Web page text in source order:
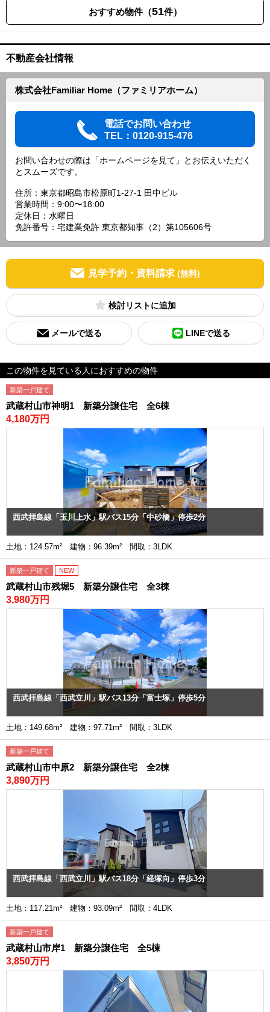
おすすめ物件（51件）
不動産会社情報
株式会社Familiar Home（ファミリアホーム）
電話でお問い合わせ
TEL：0120-915-476
お問い合わせの際は「ホームページを見て」とお伝えいただく
とスムーズです。
住所：東京都昭島市松原町1-27-1 田中ビル
営業時間：9:00〜18:00
定休日：水曜日
免許番号：宅建業免許 東京都知事（2）第105606号
見学予約・資料請求 (無料)
検討リスト
メールで送る LINEで送る
この物件を見ている人におすすめの物件
新築一戸建て
武蔵村山市神明1 新築分譲住宅 全6棟
4,180万円
西武拝島線「玉川上水」駅バス15分「中砂橋」停歩2分
土地：124.57m² 建物：96.39m² 間取：3LDK
新築一戸建て NEW
武蔵村山市残堀5 新築分譲住宅 全3棟
3,980万円
西武拝島線「西武立川」駅バス13分「富士塚」停歩5分
土地：149.68m² 建物：97.71m² 間取：3LDK
新築一戸建て
武蔵村山市中原2 新築分譲住宅 全2棟
3,890万円
西武拝島線「西武立川」駅バス18分「経塚向」停歩3分
土地：117.21m² 建物：93.09m² 間取：4LDK
新築一戸建て
武蔵村山市岸1 新築分譲住宅 全5棟
3,850万円